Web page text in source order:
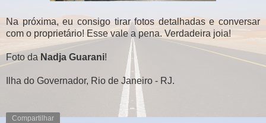
Na próxima, eu consigo tirar fotos detalhadas e conversar
com o proprietário! Esse vale a pena. Verdadeira joia!
Foto da Nadja Guarani!
Ilha do Governador, Rio de Janeiro - RJ.
Compartilhar